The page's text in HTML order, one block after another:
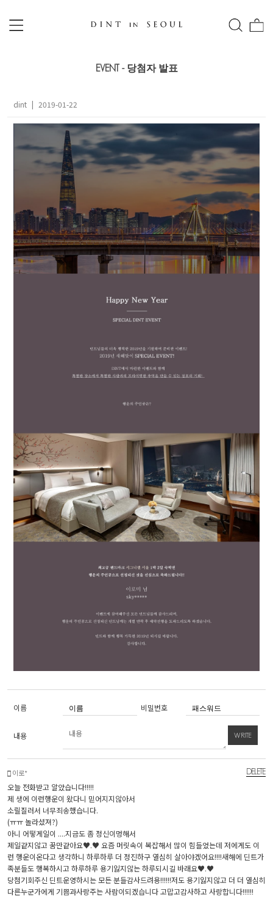
EVENT - 당첨자 발표
dint | 2019-01-22
이름 비밀번호
내용 WRITE
이로* DELETE
오늘 전화받고 알았습니다!!!!!
제 생에 이런행운이 왔다니 믿어지지않아서
소릴질러서 너무죄송했습니다.
(ㅠㅠ 놀라셨져?)
아니 어떻게일이 ....지금도 좀 정신이멍해서
제일같지않고 꿈만같아요♥.♥ 요즘 머릿속이 복잡해서 많이 힘들었는데 저에게도 이
런 행운이온다고 생각하니 하루하루 더 정진하구 열심히 살아야겠어요!!!!새해에 딘트가
족분들도 행복하시고 하루하루 용기잃지않는 하루되시길 바래요♥.♥
당첨기회주신 딘트운영하시는 모든 분들감사드려용!!!!!!저도 용기잃지않고 더 더 열심히
다른누군가에게 기쁨과사랑주는 사람이되겠습니다 고맙고감사하고 사랑합니다!!!!!!